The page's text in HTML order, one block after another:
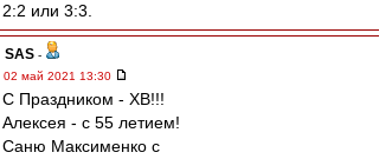
2:2 или 3:3.
SAS -
02 май 2021 13:30
С Праздником - ХВ!!!
Алексея - с 55 летием!
Саню Максименко с